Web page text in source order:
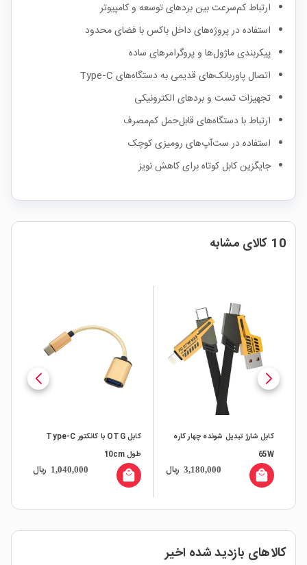
ارتباط کم‌سرعت بین بردهای توسعه و کامپیوتر
استفاده در پروژه‌های داخل باکس با فضای محدود
پیکربندی ماژول‌ها و پروگرامرهای ساده
اتصال پاوربانک‌های قدیمی به دستگاه‌های Type‑C
تجهیزات تست و بردهای الکترونیکی
ارتباط با دستگاه‌های قابل‌حمل کم‌مصرف
استفاده در ست‌آپ‌های رومیزی کوچک
جایگزین کابل کوتاه برای کاهش نویز
10 کالای مشابه
کابل شارژ تبدیل شونده چهار کاره
65W
3,180,000 ریال local_mall
کابل OTG با کانکتور Type-C
طول 10cm
1,040,000 ریال local_mall
کالاهای بازدید شده اخیر